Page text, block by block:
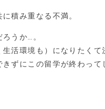
積み重なる不満。
うか…。
活環境も）になりたくて
ずにこの留学が終わって